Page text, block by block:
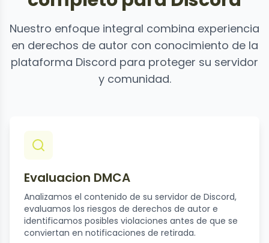
Nuestro enfoque integral combina experiencia
en derechos de autor con conocimiento de la
plataforma Discord para proteger su servidor
y comunidad.
Evaluacion DMCA
Analizamos el contenido de su servidor de Discord,
evaluamos los riesgos de derechos de autor e
identificamos posibles violaciones antes de que se
conviertan en notificaciones de retirada.